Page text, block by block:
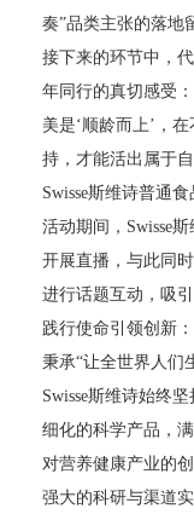
奏”品类主张的落地
接下来的环节中，
年同行的真切感受
美是‘顺龄而上’，
持，才能活出属于
Swisse斯维诗普通
活动期间，Swisse
开展直播，与此同
进行话题互动，吸
践行使命引领创新
秉承“让全世界人们
Swisse斯维诗始终
细化的科学产品，
对营养健康产业的
强大的科研与渠道